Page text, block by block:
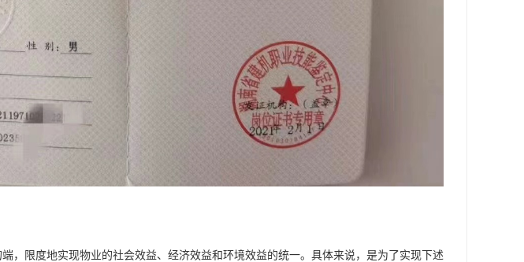
，限度地实现物业的社会效益、经济效益和环境效益的统一。具体来说，是为了实现下述